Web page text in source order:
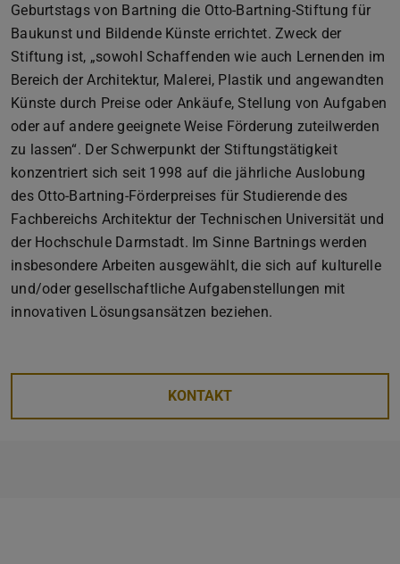
Geburtstags von Bartning die Otto-Bartning-Stiftung für
Baukunst und Bildende Künste errichtet. Zweck der
Stiftung ist, „sowohl Schaffenden wie auch Lernenden im
Bereich der Architektur, Malerei, Plastik und angewandten
Künste durch Preise oder Ankäufe, Stellung von Aufgaben
oder auf andere geeignete Weise Förderung zuteilwerden
zu lassen“. Der Schwerpunkt der Stiftungstätigkeit
konzentriert sich seit 1998 auf die jährliche Auslobung
des Otto-Bartning-Förderpreises für Studierende des
Fachbereichs Architektur der Technischen Universität und
der Hochschule Darmstadt. Im Sinne Bartnings werden
insbesondere Arbeiten ausgewählt, die sich auf kulturelle
und/oder gesellschaftliche Aufgabenstellungen mit
innovativen Lösungsansätzen beziehen.
KONTAKT